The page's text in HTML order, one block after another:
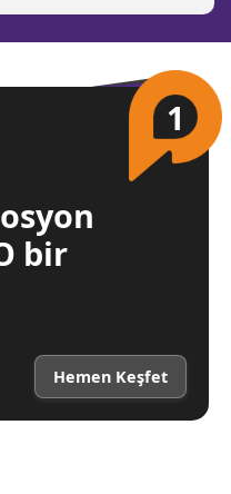
bir
1
Hemen Keşfet